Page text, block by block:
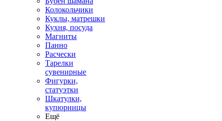
Колокольчики
Куклы, матрешки
Кухня, посуда
Магниты
Панно
Расчески
Тарелки
сувенирные
Фигурки,
статуэтки
Шкатулки,
купюрницы
Ещё